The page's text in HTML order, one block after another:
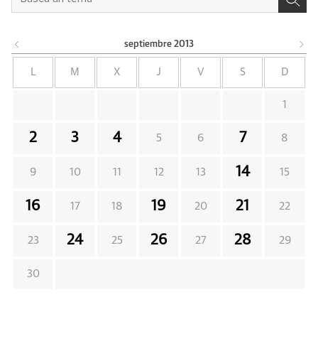
septiembre 2013
L M X J V S D
1
2 3 4 5 6 7 8
9 10 11 12 13 14 15
16 17 18 19 20 21 22
23 24 25 26 27 28 29
30